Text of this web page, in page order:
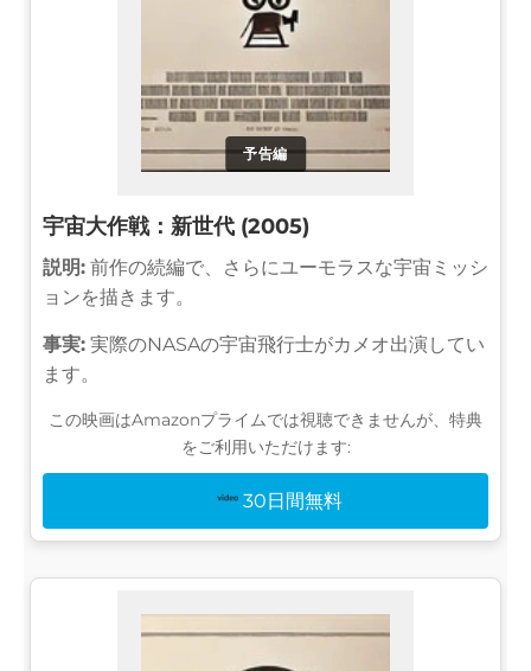
予告編
宇宙大作戦：新世代 (2005)
説明: 前作の続編で、さらにユーモラスな宇宙ミッシ
ョンを描きます。
事実: 実際のNASAの宇宙飛行士がカメオ出演してい
ます。
この映画はAmazonプライムでは視聴できませんが、特典
をご利用いただけます:
30日間無料